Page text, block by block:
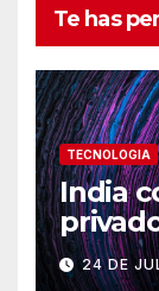
Te has
TECNOLOGIA
India
24 DE